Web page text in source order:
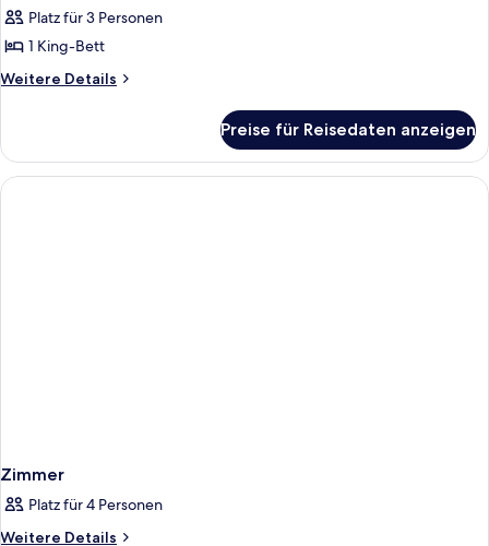
Doppelzimmer
anzeigen
Platz für 3 Personen
1 King-Bett
Weitere Details
Weitere
Doppelzimmer
Preise für Reisedaten anzeigen
Zimmer
Platz für 4 Personen
Weitere Details
Weitere